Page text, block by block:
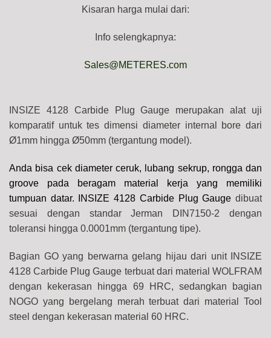
Kisaran harga mulai dari:
Info selengkapnya:
Sales@METERES.com
INSIZE 4128 Carbide Plug Gauge merupakan alat uji
komparatif untuk tes dimensi diameter internal bore dari
Ø1mm hingga Ø50mm (tergantung model).
Anda bisa cek diameter ceruk, lubang sekrup, rongga dan
groove pada beragam material kerja yang memiliki
tumpuan datar. INSIZE 4128 Carbide Plug Gauge dibuat
sesuai dengan standar Jerman DIN7150-2 dengan
toleransi hingga 0.0001mm (tergantung tipe).
Bagian GO yang berwarna gelang hijau dari unit INSIZE
4128 Carbide Plug Gauge terbuat dari material WOLFRAM
dengan kekerasan hingga 69 HRC, sedangkan bagian
NOGO yang bergelang merah terbuat dari material Tool
steel dengan kekerasan material 60 HRC.